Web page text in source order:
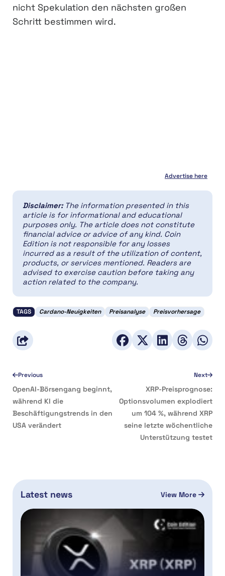
nicht Spekulation den nächsten großen
Schritt bestimmen wird.
Advertise here
Disclaimer: The information presented in this
article is for informational and educational
purposes only. The article does not constitute
financial advice or advice of any kind. Coin
Edition is not responsible for any losses
incurred as a result of the utilization of content,
products, or services mentioned. Readers are
advised to exercise caution before taking any
action related to the company.
TAGS Cardano-Neuigkeiten Preisanalyse Preisvorhersage
Previous
OpenAI-Börsengang beginnt,
während KI die
Beschäftigungstrends in den
USA verändert
Next
XRP-Preisprognose:
Optionsvolumen explodiert
um 104 %, während XRP
seine letzte wöchentliche
Unterstützung testet
Latest news View More